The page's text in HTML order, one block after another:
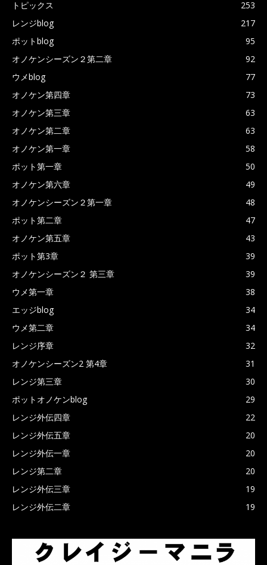
トピックス
253
レンジblog
217
ポットblog
95
オノケンシーズン２第二章
92
ウメblog
77
オノケン第四章
73
オノケン第三章
63
オノケン第二章
63
オノケン第一章
58
ポット第一章
50
オノケン第六章
49
オノケンシーズン２第一章
48
ポット第二章
47
オノケン第五章
43
ポット第3章
39
オノケンシーズン２ 第三章
39
ウメ第一章
38
エッジblog
34
ウメ第二章
34
レンジ序章
32
オノケンシーズン2 第4章
31
レンジ第三章
30
ポットオノケンblog
29
レンジ外伝四章
22
レンジ外伝五章
20
レンジ外伝一章
20
レンジ第二章
20
レンジ外伝三章
19
レンジ外伝二章
19